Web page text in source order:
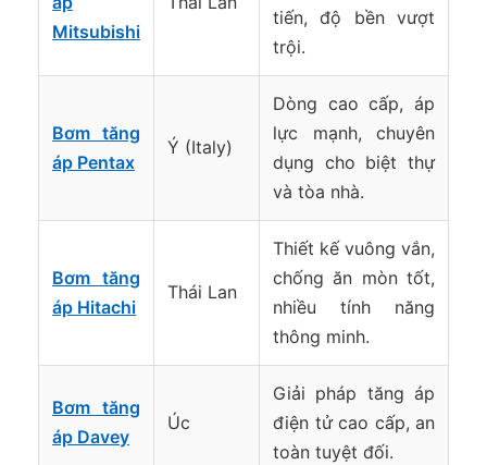
Mitsubishi
tiến, độ bền vượt
trội.
Bơm tăng
áp Pentax
Ý (Italy)
Dòng cao cấp, áp
lực mạnh, chuyên
dụng cho biệt thự
và tòa nhà.
Bơm tăng
áp Hitachi
Thái Lan
Thiết kế vuông vắn,
chống ăn mòn tốt,
nhiều tính năng
thông minh.
Bơm tăng
áp Davey
Úc
Giải pháp tăng áp
điện tử cao cấp, an
toàn tuyệt đối.